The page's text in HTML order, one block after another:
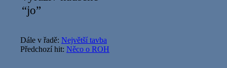
“jo”
Dále v řadě: Největší tavba
Předchozí hit: Něco o ROH